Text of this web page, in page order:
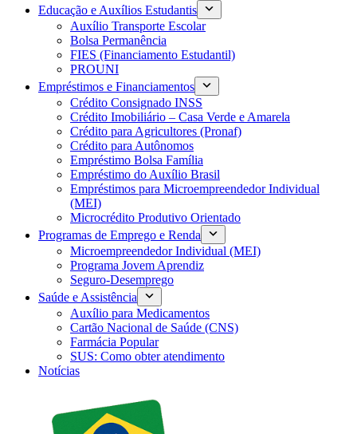
Educação e Auxílios Estudantis
Auxílio Transporte Escolar
Bolsa Permanência
FIES (Financiamento Estudantil)
PROUNI
Empréstimos e Financiamentos
Crédito Consignado INSS
Crédito Imobiliário – Casa Verde e Amarela
Crédito para Agricultores (Pronaf)
Crédito para Autônomos
Empréstimo Bolsa Família
Empréstimo do Auxílio Brasil
Empréstimos para Microempreendedor Individual
(MEI)
Microcrédito Produtivo Orientado
Programas de Emprego e Renda
Microempreendedor Individual (MEI)
Programa Jovem Aprendiz
Seguro-Desemprego
Saúde e Assistência
Auxílio para Medicamentos
Cartão Nacional de Saúde (CNS)
Farmácia Popular
SUS: Como obter atendimento
Notícias